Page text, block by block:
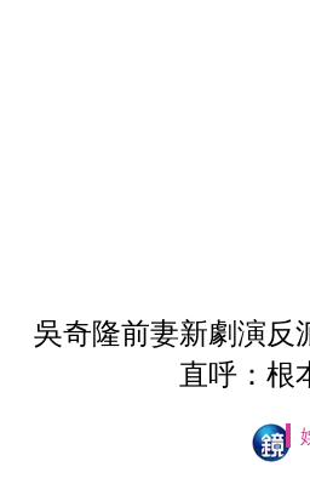
吳奇隆前妻新劇演
直呼：根